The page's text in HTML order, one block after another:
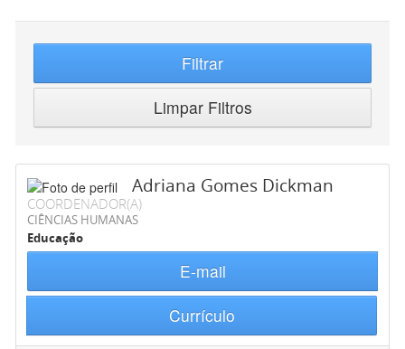
Filtrar
Limpar Filtros
Adriana Gomes Dickman
COORDENADOR(A)
CIÊNCIAS HUMANAS
Educação
E-mail
Currículo